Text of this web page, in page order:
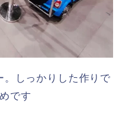
しっかりした作りで
です